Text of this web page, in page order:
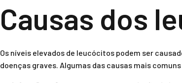
Causas dos
Os níveis elevados de leucócitos podem ser
doenças graves. Algumas das causas mais